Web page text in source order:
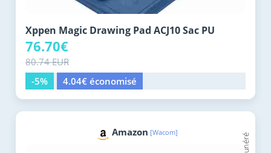
Xppen Magic Drawing Pad ACJ10 Sac PU
76.70€
80.74 EUR
-5%
4.04€ économisé
Amazon [Wacom]